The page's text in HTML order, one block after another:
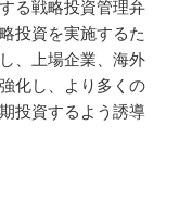
る戦略投資管理弁
投資を実施するた
、上場企業、海外
化し、より多くの
投資するよう誘導